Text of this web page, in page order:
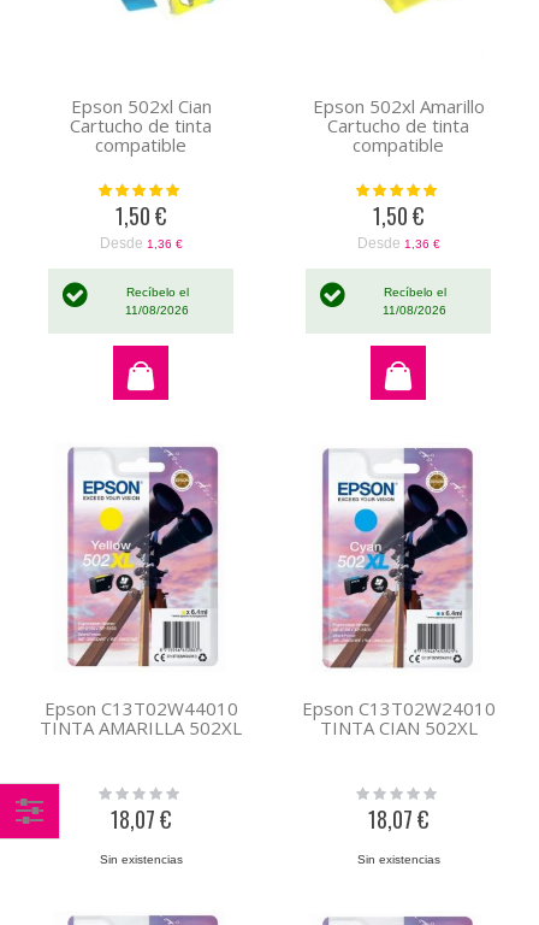
Epson 502xl Cian
Cartucho de tinta
compatible
Valoración:
1,50 €
Desde 1,36 €
Recíbelo el
11/08/2026
Epson 502xl Amarillo
Cartucho de tinta
compatible
Valoración:
1,50 €
Desde 1,36 €
Recíbelo el
11/08/2026
Epson C13T02W44010
TINTA AMARILLA 502XL
Rating:
18,07 €
Sin existencias
Epson C13T02W24010
TINTA CIAN 502XL
Rating:
18,07 €
Sin existencias
Comprar